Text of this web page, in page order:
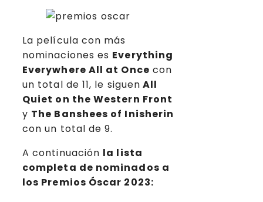
La película con más
nominaciones es Everything
Everywhere All at Once con
un total de 11, le siguen All
Quiet on the Western Front
y The Banshees of Inisherin
con un total de 9.
A continuación la lista
completa de nominados a
los Premios Óscar 2023: